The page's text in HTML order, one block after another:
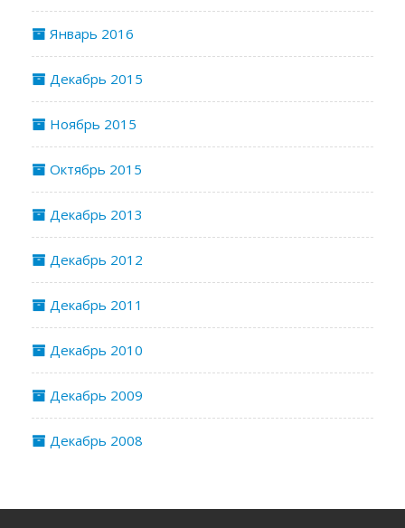
Январь 2016
Декабрь 2015
Ноябрь 2015
Октябрь 2015
Декабрь 2013
Декабрь 2012
Декабрь 2011
Декабрь 2010
Декабрь 2009
Декабрь 2008